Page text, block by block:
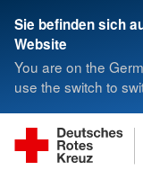
Sie befinden sich
Website
You are on the
use the switch to